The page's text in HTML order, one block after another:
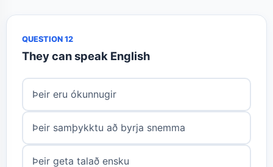
QUESTION 12
They can speak English
Þeir eru ókunnugir
Þeir samþykktu að byrja snemma
Þeir geta talað ensku